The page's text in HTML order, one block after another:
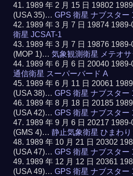
1989 年 2 月 15 日 19802
(USA 35)…GPS 衛星 ナブスター
1989 年 3 月 7 日 19874
衛星 JCSAT-1
1989 年 3 月 7 日 19876
(MOP 1)…気象観測衛星 メテオ
1989 年 6 月 6 日 20040
通信衛星 スーパーバード A
1989 年 6 月 11 日 20061
(USA 38)…GPS 衛星 ナブスター
1989 年 8 月 18 日 20185
(USA 42)…GPS 衛星 ナブスター
1989 年 9 月 6 日 20217
(GMS 4)…静止気象衛星 ひまわ
1989 年 10 月 21 日 20302
(USA 47)…GPS 衛星 ナブスター
1989 年 12 月 12 日 20361
(USA 49)…GPS 衛星 ナブスター